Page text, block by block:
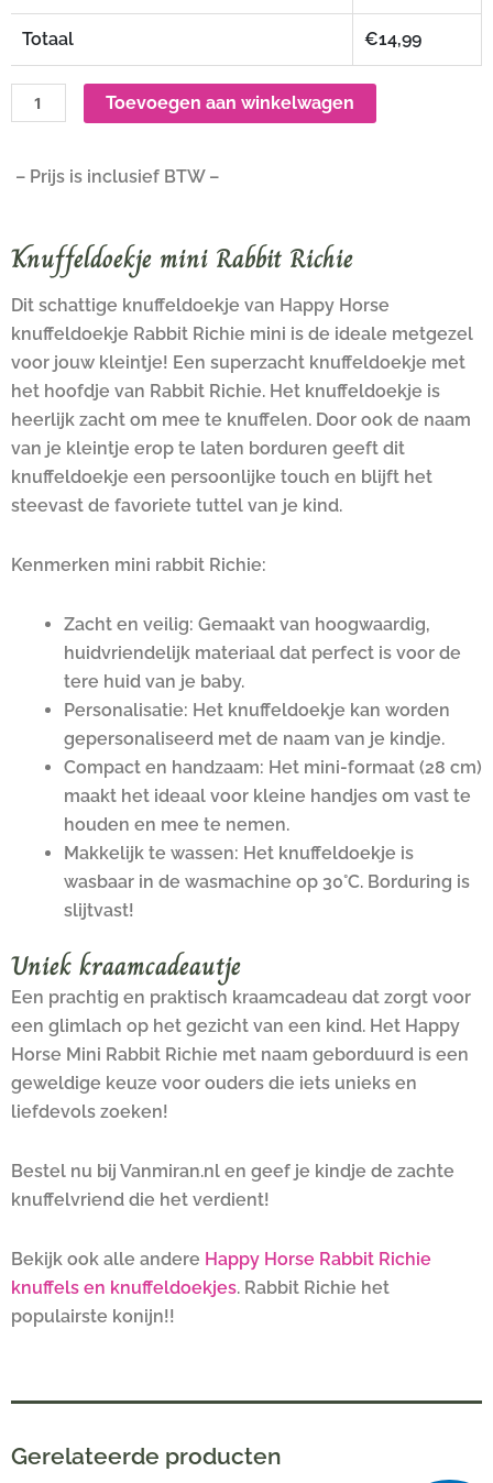
Totaal €14,99
Toevoegen aan winkelwagen
– Prijs is inclusief BTW –
Knuffeldoekje mini Rabbit Richie
Dit schattige knuffeldoekje van Happy Horse
knuffeldoekje Rabbit Richie mini is de ideale metgezel
voor jouw kleintje! Een superzacht knuffeldoekje met
het hoofdje van Rabbit Richie. Het knuffeldoekje is
heerlijk zacht om mee te knuffelen. Door ook de naam
van je kleintje erop te laten borduren geeft dit
knuffeldoekje een persoonlijke touch en blijft het
steevast de favoriete tuttel van je kind.
Kenmerken mini rabbit Richie:
Zacht en veilig: Gemaakt van hoogwaardig,
huidvriendelijk materiaal dat perfect is voor de
tere huid van je baby.
Personalisatie: Het knuffeldoekje kan worden
gepersonaliseerd met de naam van je kindje.
Compact en handzaam: Het mini-formaat (28 cm)
maakt het ideaal voor kleine handjes om vast te
houden en mee te nemen.
Makkelijk te wassen: Het knuffeldoekje is
wasbaar in de wasmachine op 30°C. Borduring is
slijtvast!
Uniek kraamcadeautje
Een prachtig en praktisch kraamcadeau dat zorgt voor
een glimlach op het gezicht van een kind. Het Happy
Horse Mini Rabbit Richie met naam geborduurd is een
geweldige keuze voor ouders die iets unieks en
liefdevols zoeken!
Bestel nu bij Vanmiran.nl en geef je kindje de zachte
knuffelvriend die het verdient!
Bekijk ook alle andere Happy Horse Rabbit Richie
knuffels en knuffeldoekjes. Rabbit Richie het
populairste konijn!!
Gerelateerde producten